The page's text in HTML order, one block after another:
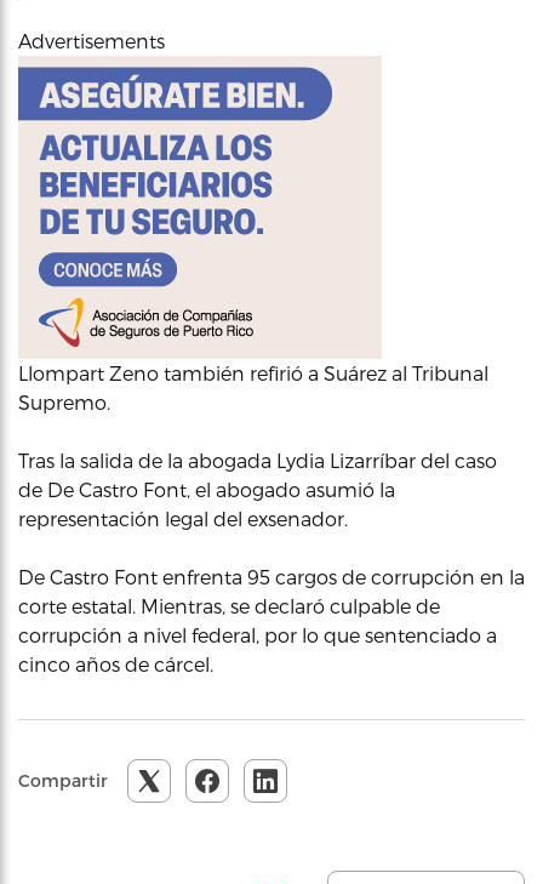
Advertisements
Llompart Zeno también refirió a Suárez al Tribunal
Supremo.
Tras la salida de la abogada Lydia Lizarríbar del caso
de De Castro Font, el abogado asumió la
representación legal del exsenador.
De Castro Font enfrenta 95 cargos de corrupción en la
corte estatal. Mientras, se declaró culpable de
corrupción a nivel federal, por lo que sentenciado a
cinco años de cárcel.
Compartir